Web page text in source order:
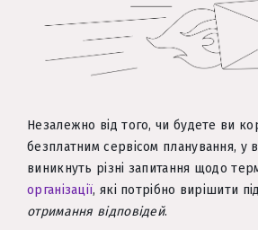
Незалежно від того, чи будете ви
безплатним сервісом планування, у
виникнуть різні запитання щодо
організації, які потрібно вирішити
отримання відповідей.